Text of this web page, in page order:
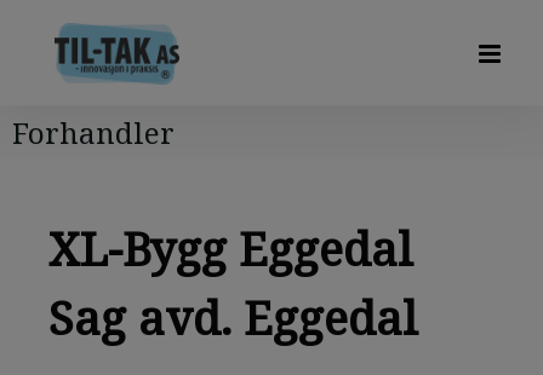
Forhandler
XL-Bygg Eggedal
Sag avd. Eggedal